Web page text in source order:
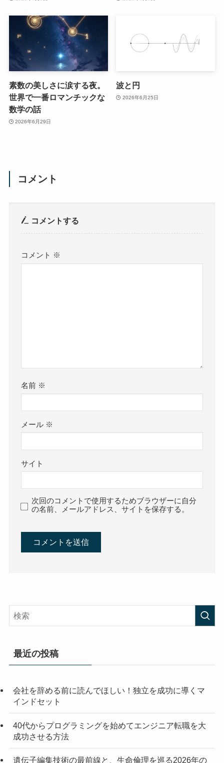
素数の美しさに涙する夜。
世界で一番ロマンチックな
数学の話
2026年6月29日
波と円
2026年6月25日
コメント
コメントする
コメント ※
名前 ※
メール ※
サイト
次回のコメントで使用するためブラウザーに自分
の名前、メールアドレス、サイトを保存する。
最近の投稿
会社を辞める前に読んでほしい！独立を成功に導くマ
インドセット
40代からプログラミングを始めてエンジニア転職を大
成功させる方法
遺伝子編集技術の最前線と、生命倫理を巡る2026年の